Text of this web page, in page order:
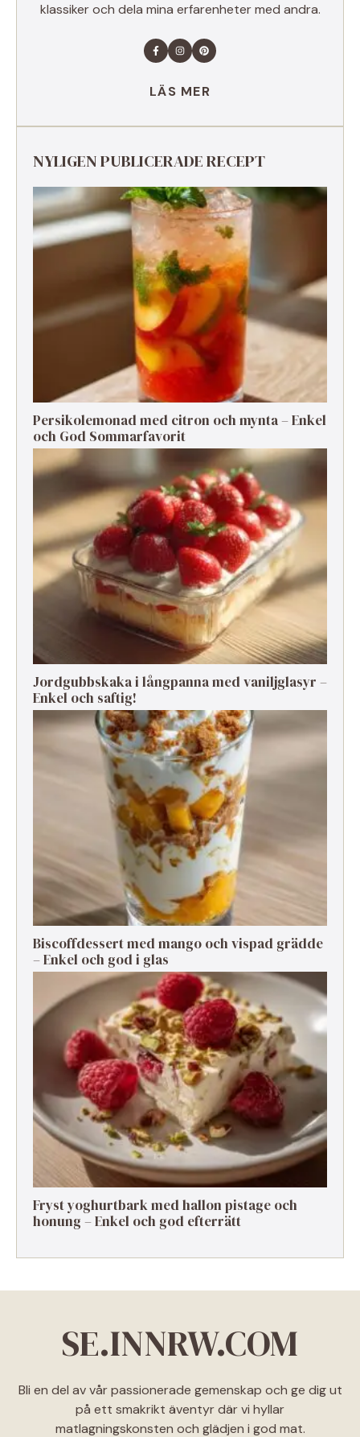
klassiker och dela mina erfarenheter med andra.
LÄS MER
NYLIGEN PUBLICERADE RECEPT
Persikolemonad med citron och mynta – Enkel
och God Sommarfavorit
Jordgubbskaka i långpanna med vaniljglasyr –
Enkel och saftig!
Biscoffdessert med mango och vispad grädde
– Enkel och god i glas
Fryst yoghurtbark med hallon pistage och
honung – Enkel och god efterrätt
SE.INNRW.COM
Bli en del av vår passionerade gemenskap och ge dig ut
på ett smakrikt äventyr där vi hyllar
matlagningskonsten och glädjen i god mat.